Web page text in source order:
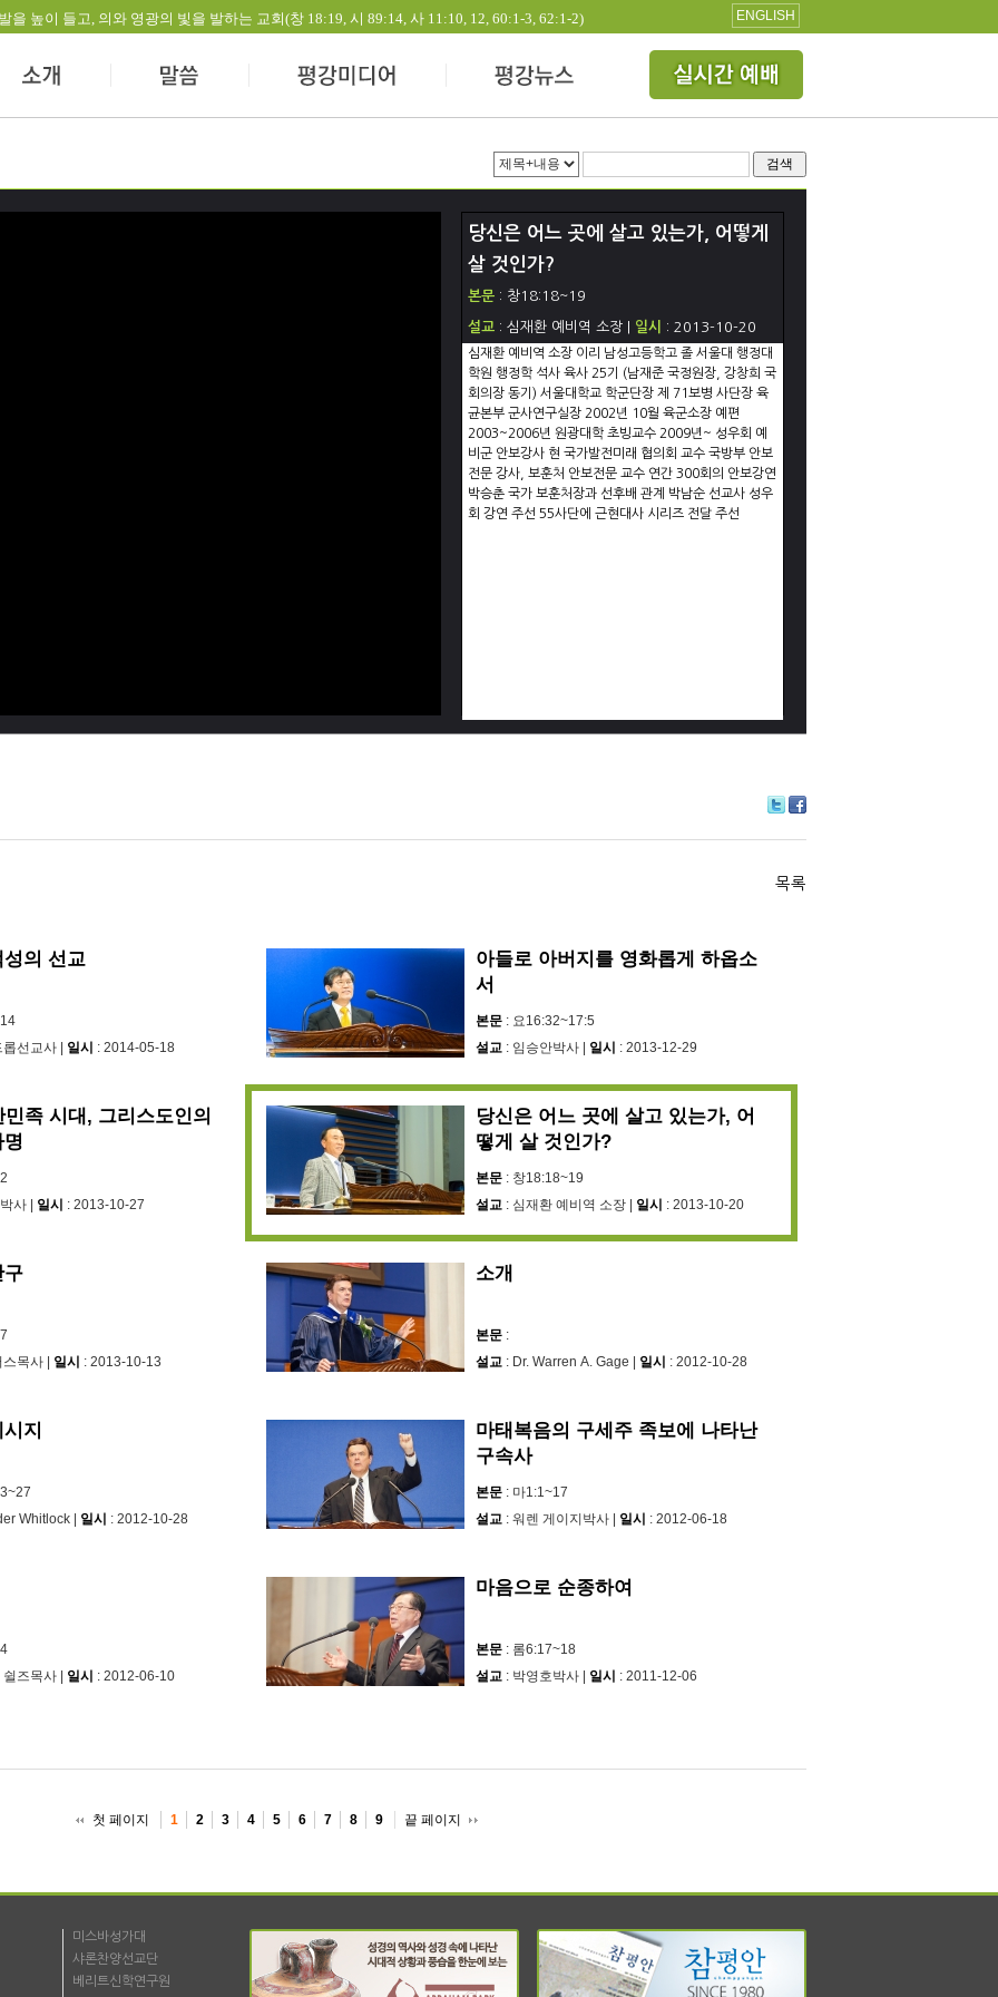
높이 들고, 의와 영광의 빛을 발하는 교회(창 18:19, 시 89:14, 사 11:10, 12, 60:1-3, 62:1-2) ENGLISH
검색
당신은 어느 곳에 살고 있는가, 어떻게
살 것인가?
본문 : 창18:18~19
설교 : 심재환 예비역 소장 | 일시 : 2013-10-20
심재환 예비역 소장 이리 남성고등학고 졸 서울대 행정대
학원 행정학 석사 육사 25기 (남재준 국정원장, 강창희 국
회의장 동기) 서울대학교 학군단장 제 71보병 사단장 육
균본부 군사연구실장 2002년 10월 육군소장 예편
2003~2006년 원광대학 초빙교수 2009년~ 성우회 예
비군 안보강사 현 국가발전미래 협의회 교수 국방부 안보
전문 강사, 보훈처 안보전문 교수 연간 300회의 안보강연
박승춘 국가 보훈처장과 선후배 관계 박남순 선교사 성우
회 강연 주선 55사단에 근현대사 시리즈 전달 주선
itte ce
ok
목록
의 선교
선교사 | 일시 : 2014-05-18
아들로 아버지를 영화롭게 하옵소
서
본문 : 요16:32~17:5
설교 : 임승안박사 | 일시 : 2013-12-29
족 시대, 그리스도인의
사 | 일시 : 2013-10-27
당신은 어느 곳에 살고 있는가, 어
떻게 살 것인가?
본문 : 창18:18~19
설교 : 심재환 예비역 소장 | 일시 : 2013-10-20
구
목사 | 일시 : 2013-10-13
소개
본문 :
설교 : Dr. Warren A. Gage | 일시 : 2012-10-28
지
Whitlock | 일시 : 2012-10-28
마태복음의 구세주 족보에 나타난
구속사
본문 : 마1:1~17
설교 : 워렌 게이지박사 | 일시 : 2012-06-18
즈목사 | 일시 : 2012-06-10
마음으로 순종하여
본문 : 롬6:17~18
설교 : 박영호박사 | 일시 : 2011-12-06
첫 페이지 1 2 3 4 5 6 7 8 9 끝 페이지
미스바성가대
샤론찬양선교단
베리트신학연구원